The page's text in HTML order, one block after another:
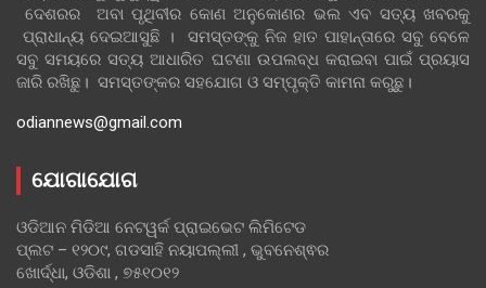
ଦେଶରର ଅବା ପୃଥିବୀର କୋଣ ଅନୁକୋଣର ଭଲ ଏବ ସତ୍ୟ ଖବରକୁ
ପ୍ରାଧାନ୍ୟ ଦେଇଆସୁଛି । ସମସ୍ତଙ୍କୁ ନିଜ ହାତ ପାହାନ୍ତାରେ ସବୁ ବେଳେ
ସବୁ ସମୟରେ ସତ୍ୟ ଆଧାରିତ ଘଟଣା ଉପଲବ୍ଧ କରାଇବା ପାଇଁ ପ୍ରୟାସ
ଜାରି ରଖିଛୁ। ସମସ୍ତଙ୍କର ସହଯୋଗ ଓ ସମ୍ପୃକ୍ତି କାମନା କରୁଛୁ।
odiannews@gmail.com
ଯୋଗାଯୋଗ
ଓଡିଆନ ମିଡିଆ ନେଟୱର୍କ ପ୍ରାଇଭେଟ ଲିମିଟେଡ
ପ୍ଲଟ – ୧୨୦୯, ଗଡସାହି ନୟାପଲ୍ଲୀ , ଭୁବନେଶ୍ଵର
ଖୋର୍ଦ୍ଧା, ଓଡିଶା , ୭୫୧୦୧୨